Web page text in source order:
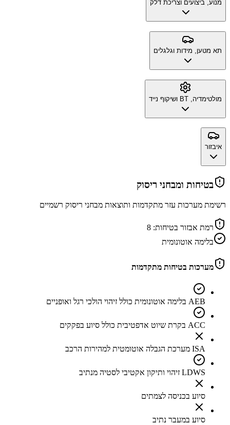
מנוע, ביצועים וצריכת דלק
תא מטען, מידות וגלגלים
מולטימדיה, BT ושיקוף נייד
איבזור
בטיחות ומבחני ריסוק
רשימת מערכות עזר מתקדמות ותוצאות מבחני ריסוק רשמיים
רמת אבזור בטיחות: 8
בלימה אוטונומית
מערכות בטיחות מתקדמות
AEB בלימה אוטונומית כולל זיהוי הולכי רגל ואופניים
ACC בקרת שיוט אדפטיבית כולל סיוע בפקקים
ISA מערכת הגבלה אוטומטית למהירות הרכב
LDWS זיהוי ותיקון אקטיבי לסטיה מנתיב
סיוע בכניסה לצמתים
סיוע במעבר נתיב